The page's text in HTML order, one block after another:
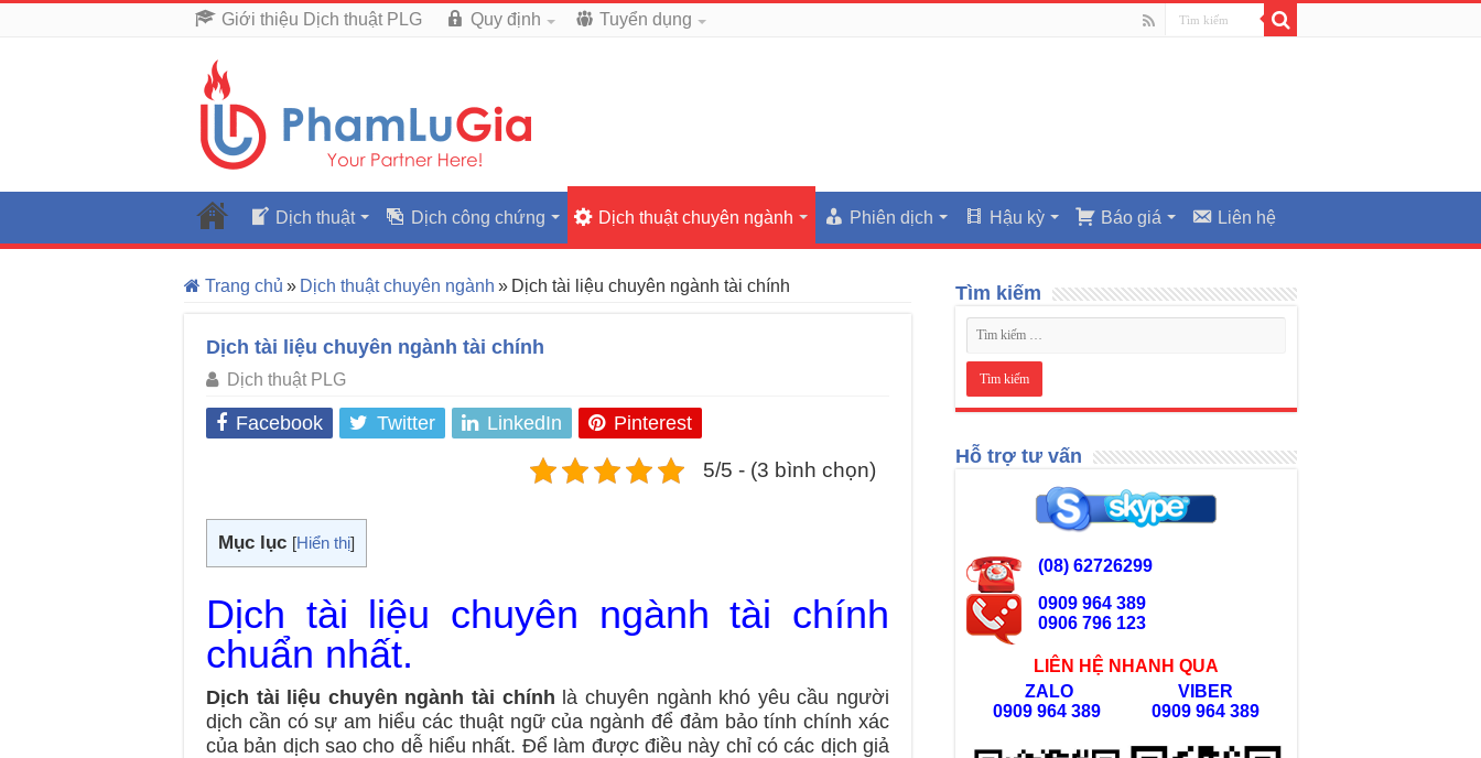
Giới thiệu Dịch thuật PLG Quy định Tuyển dụng
Dịch thuật Dịch công chứng Dịch thuật chuyên ngành Phiên dịch Hậu kỳ Báo giá Liên hệ
Trang chủ » Dịch thuật chuyên ngành » Dịch tài liệu chuyên ngành tài chính
Dịch tài liệu chuyên ngành tài chính
Dịch thuật PLG
Facebook Twitter LinkedIn Pinterest
5/5 - (3 bình chọn)
Mục lục [Hiển thị]
Dịch tài liệu chuyên ngành tài chính
chuẩn nhất.
Dịch tài liệu chuyên ngành tài chính là chuyên ngành khó yêu cầu người
dịch cần có sự am hiểu các thuật ngữ của ngành để đảm bảo tính chính xác
của bản dịch sao cho dễ hiểu nhất. Để làm được điều này chỉ có các dịch giả
Tìm kiếm
Hỗ trợ tư vấn
(08) 62726299
0909 964 389
0906 796 123
LIÊN HỆ NHANH QUA
ZALO
0909 964 389
VIBER
0909 964 389